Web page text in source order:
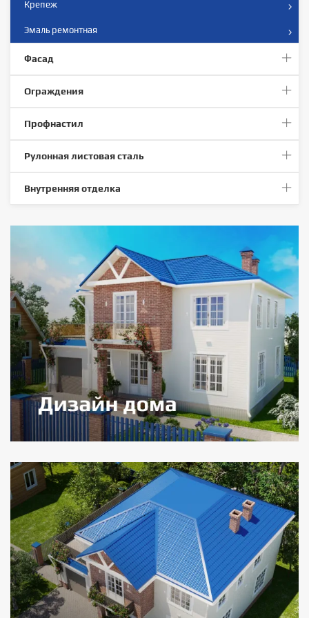
Крепеж
Эмаль ремонтная
Фасад
Ограждения
Профнастил
Рулонная листовая сталь
Внутренняя отделка